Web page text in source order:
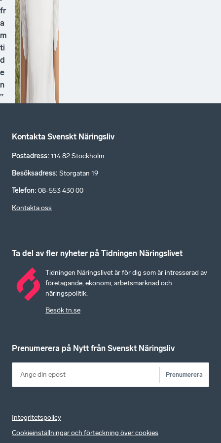
fr
a
m
ti
d
e
n
”
Kontakta Svenskt Näringsliv
Postadress: 114 82 Stockholm
Besöksadress: Storgatan 19
Telefon: 08-553 430 00
Kontakta oss
Ta del av fler nyheter på Tidningen Näringslivet
Tidningen Näringslivet är för dig som är intresserad av
företagande, ekonomi, arbetsmarknad och
näringspolitik.
Besök tn.se
Prenumerera på Nytt från Svenskt Näringsliv
Prenumerera
Integritetspolicy
Cookieinställningar och förteckning över cookies